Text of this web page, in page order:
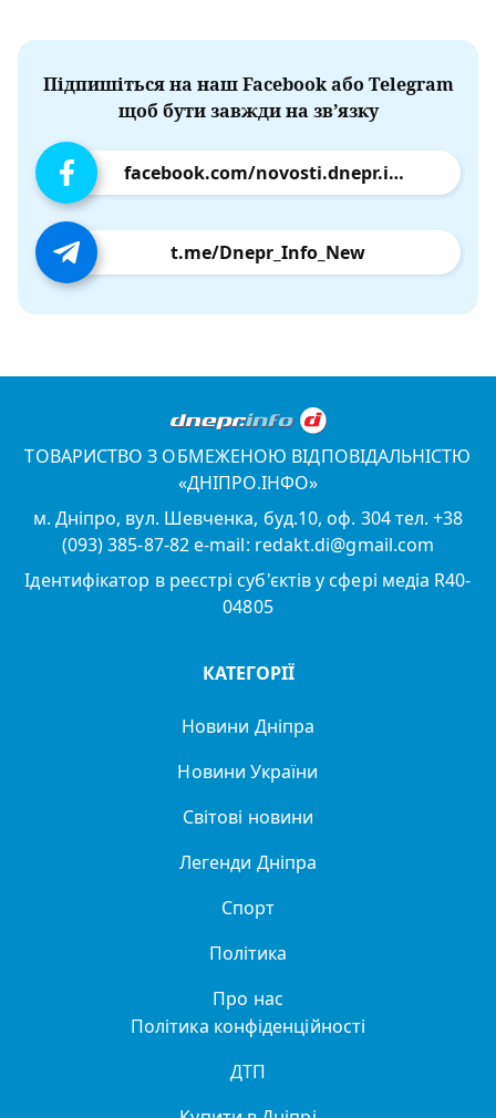
Підпишіться на наш Facebook або Telegram
щоб бути завжди на зв’язку
facebook.com/novosti.dnepr.info
t.me/Dnepr_Info_New
ТОВАРИСТВО З ОБМЕЖЕНОЮ ВІДПОВІДАЛЬНІСТЮ
«ДНІПРО.ІНФО»
м. Дніпро, вул. Шевченка, буд.10, оф. 304 тел. +38
(093) 385-87-82 e-mail: redakt.di@gmail.com
Ідентифікатор в реєстрі суб'єктів у сфері медіа R40-
04805
КАТЕГОРІЇ
Новини Дніпра
Новини України
Світові новини
Легенди Дніпра
Спорт
Політика
Про нас
Політика конфіденційності
ДТП